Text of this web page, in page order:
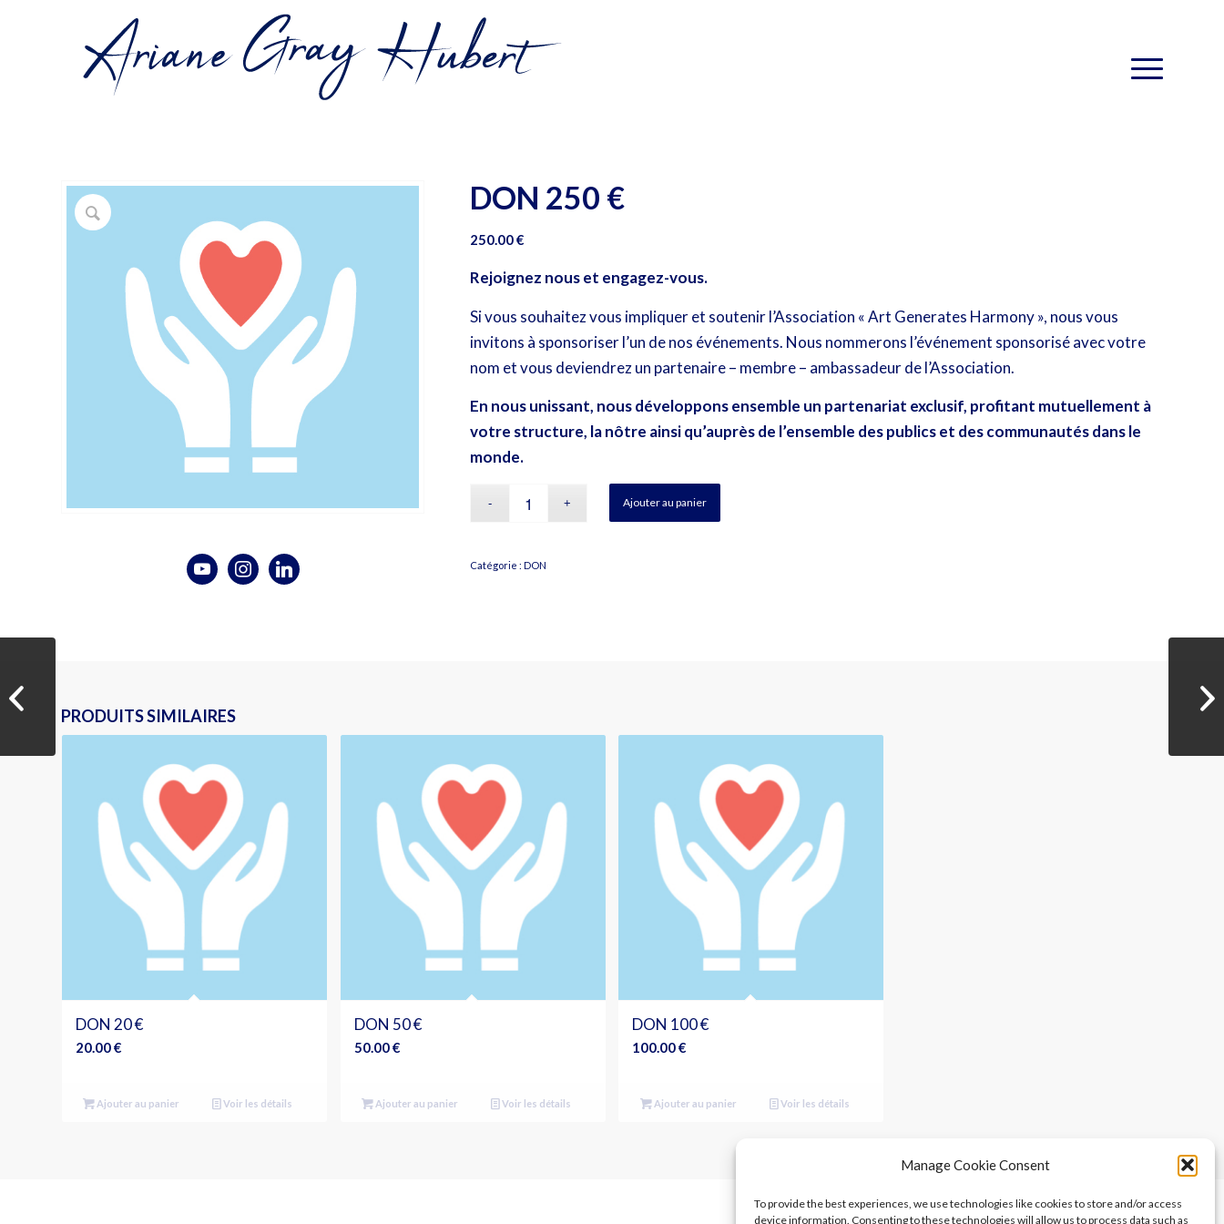
Manage Cookie Consent
To provide the best experiences, we use technologies like cookies to store and/or access
device information. Consenting to these technologies will allow us to process data such as
DON 250 €
250.00€
Rejoignez nous et engagez-vous.
Si vous souhaitez vous impliquer et soutenir l’Association « Art Generates Harmony », nous vous
invitons à sponsoriser l’un de nos événements. Nous nommerons l’événement sponsorisé avec votre
nom et vous deviendrez un partenaire – membre – ambassadeur de l’Association.
En nous unissant, nous développons ensemble un partenariat exclusif, profitant mutuellement à
votre structure, la nôtre ainsi qu’auprès de l’ensemble des publics et des communautés dans le
monde.
Ajouter au panier
Catégorie :DON
PRODUITS SIMILAIRES
DON 20 €
20.00€
Ajouter au panier Voir les détails
DON 50 €
50.00€
Ajouter au panier Voir les détails
DON 100 €
100.00€
Ajouter au panier Voir les détails